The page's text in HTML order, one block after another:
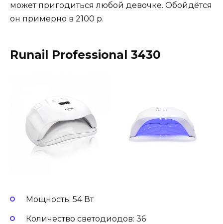
может пригодиться любой девочке. Обойдётся
он примерно в 2100 р.
Runail Professional 3430
Мощность: 54 Вт
Количество светодиодов: 36